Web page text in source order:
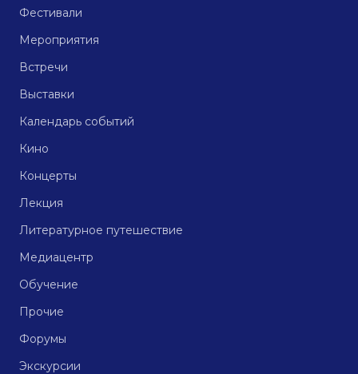
Фестивали
Мероприятия
Встречи
Выставки
Календарь событий
Кино
Концерты
Лекция
Литературное путешествие
Медиацентр
Обучение
Прочие
Форумы
Экскурсии